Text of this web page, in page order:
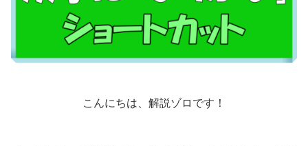
こんにちは、解説ゾロです！